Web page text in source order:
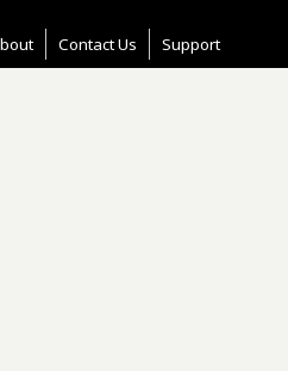
Contact Us Support